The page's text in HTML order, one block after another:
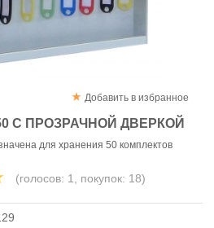
Добавить в избранное
С ПРОЗРАЧНОЙ ДВЕРКОЙ
для хранения 50 комплектов
(голосов: 1, покупок: 18)